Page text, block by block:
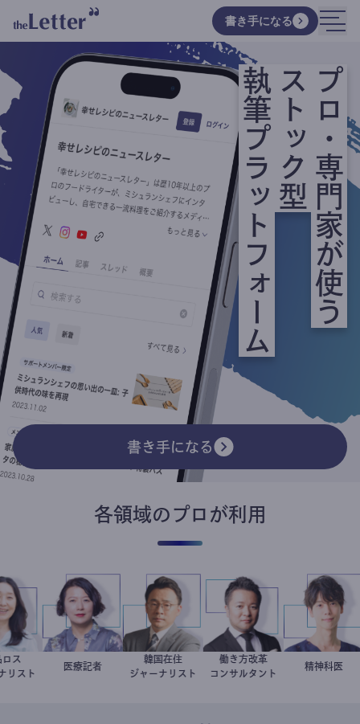
書き手になる
プロ・専門家が使う
ストック型
執筆プラットフォーム
書き手になる
各領域のプロが利用
出留美
品ロス
ーナリスト
岩永直子
医療記者 徐台教
韓国在住
ジャーナリスト
新田龍
働き方改革
コンサルタント
藤野智哉
精神科医